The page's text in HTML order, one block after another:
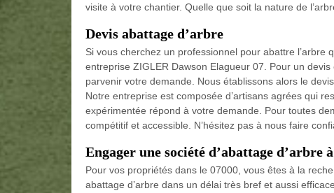
visite à votre chantier. Quelle que soit la nature de
Devis abattage d’arbre
Si vous cherchez un professionnel pour abattre
entreprise ZIGLER Dawson Elagueur 07. Pour un
parvenir votre demande. Nous établissons alors le
Notre entreprise est composée d’artisans agrées qui
expérimentée répond à votre demande. Pour toutes
compétitif et accessible. N’hésitez pas à nous faire
Engager une société d’abattage d’arbre
Pour vos propriétés dans le 07000, vous êtes à la
abattage d’arbre dans un délai très bref et aussi